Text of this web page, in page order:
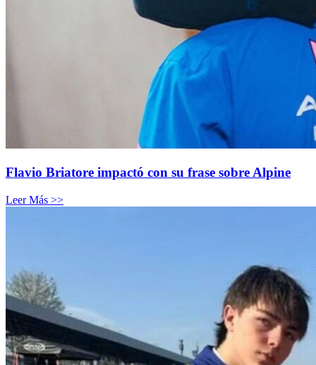
Flavio Briatore impactó con su frase sobre Alpine
Leer Más >>